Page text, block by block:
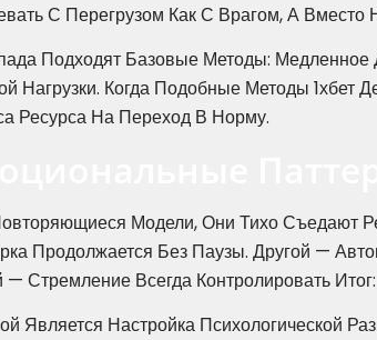
С Перегрузом Как С Врагом, А
Подходят Базовые Методы:
Нагрузки. Когда Подобные Методы
Ресурса На Переход В Норму.
Модели, Они Тихо Съедают
Продолжается Без Паузы. Другой —
— Стремление Всегда Контролировать
Является Настройка Психологической